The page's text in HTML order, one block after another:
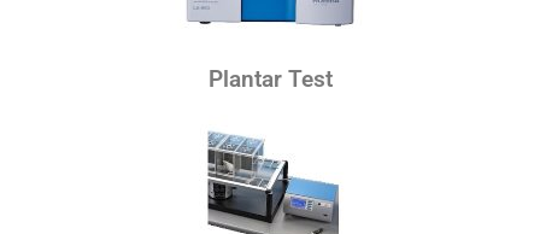
Plantar Test